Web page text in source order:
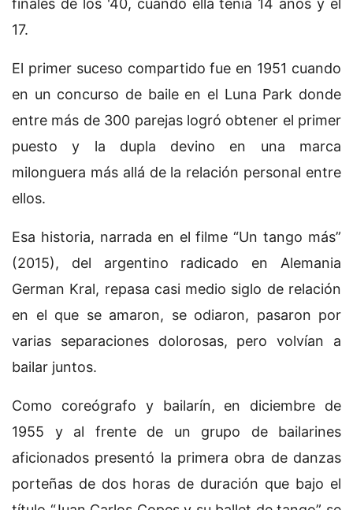
17.
El primer suceso compartido fue en 1951 cuando
en un concurso de baile en el Luna Park donde
entre más de 300 parejas logró obtener el primer
puesto y la dupla devino en una marca
milonguera más allá de la relación personal entre
ellos.
Esa historia, narrada en el filme “Un tango más”
(2015), del argentino radicado en Alemania
German Kral, repasa casi medio siglo de relación
en el que se amaron, se odiaron, pasaron por
varias separaciones dolorosas, pero volvían a
bailar juntos.
Como coreógrafo y bailarín, en diciembre de
1955 y al frente de un grupo de bailarines
aficionados presentó la primera obra de danzas
porteñas de dos horas de duración que bajo el